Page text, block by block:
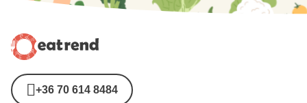
+36 70 614 8484